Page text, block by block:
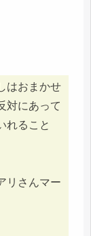
はおまかせ
対にあって
れること
リさんマー